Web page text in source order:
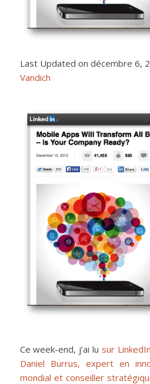
Last Updated on décembre 6,
Vandich
Ce week-end, j’ai lusur LinkedIn
Daniel Burrus, expert en
mondial et conseiller